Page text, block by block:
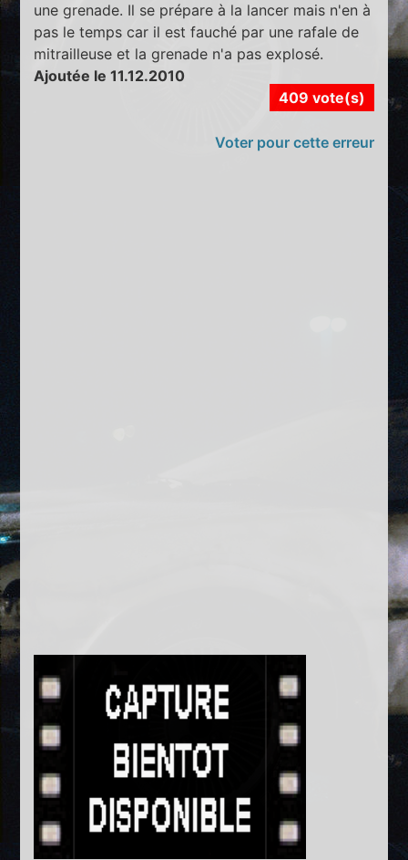
une grenade. Il se prépare à la lancer mais n'en à
pas le temps car il est fauché par une rafale de
mitrailleuse et la grenade n'a pas explosé.
Ajoutée le 11.12.2010
409 vote(s)
Voter pour cette erreur